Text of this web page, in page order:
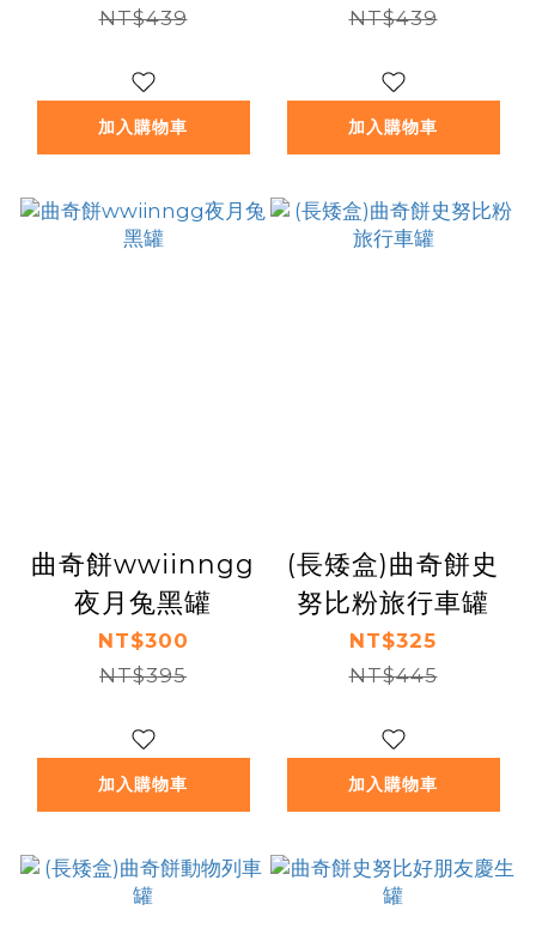
NT$439
加入購物車
NT$439
加入購物車
曲奇餅wwiinngg
夜月兔黑罐
NT$300
NT$395
加入購物車
(長矮盒)曲奇餅史
努比粉旅行車罐
NT$325
NT$445
加入購物車